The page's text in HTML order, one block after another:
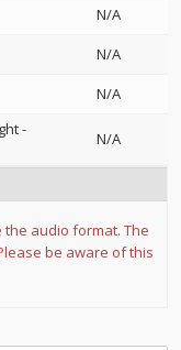
N/A
N/A
N/A
-
N/A
audio format. The
be aware of this